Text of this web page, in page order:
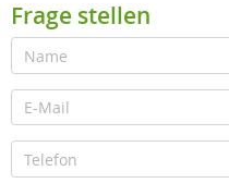
Frage stellen